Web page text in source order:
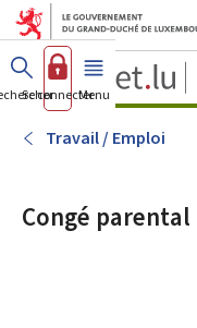
Aller
Se connecterMenu principal
Travail / Emploi
Congé parental